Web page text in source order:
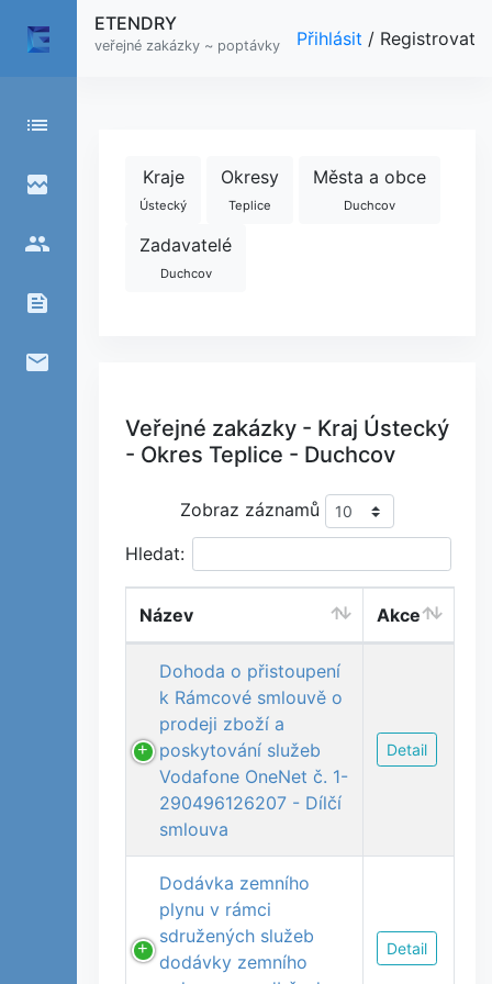
list
broken_image
people
feed
email
ETENDRY
veřejné zakázky ~ poptávky Přihlásit / Registrovat
Kraje
Ústecký
Okresy
Teplice
Města a obce
Duchcov
Zadavatelé
Duchcov
Veřejné zakázky - Kraj Ústecký
- Okres Teplice - Duchcov
Zobraz záznamů
Hledat:
Název Akce
Dohoda o přistoupení
k Rámcové smlouvě o
prodeji zboží a
poskytování služeb
Vodafone OneNet č. 1-
290496126207 - Dílčí
smlouva
Detail
Dodávka zemního
plynu v rámci
sdružených služeb
dodávky zemního
Detail